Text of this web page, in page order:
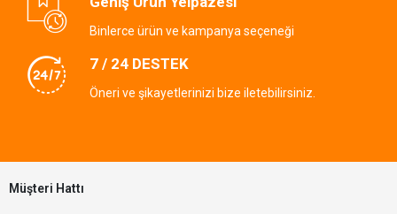
Binlerce ürün ve kampanya seçeneği
7 / 24 DESTEK
Öneri ve şikayetlerinizi bize iletebilirsiniz.
Müşteri Hattı